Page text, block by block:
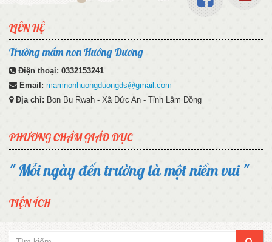
LIÊN HỆ
Trường mầm non Hướng Dương
Điện thoại: 0332153241
Email: mamnonhuongduongds@gmail.com
Địa chỉ: Bon Bu Rwah - Xã Đức An - Tỉnh Lâm Đồng
PHƯƠNG CHÂM GIÁO DỤC
" Mỗi ngày đến trường là một niềm vui "
TIỆN ÍCH